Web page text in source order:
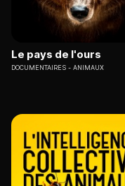
Le pays de l'ours
DOCUMENTAIRES ANIMAUX